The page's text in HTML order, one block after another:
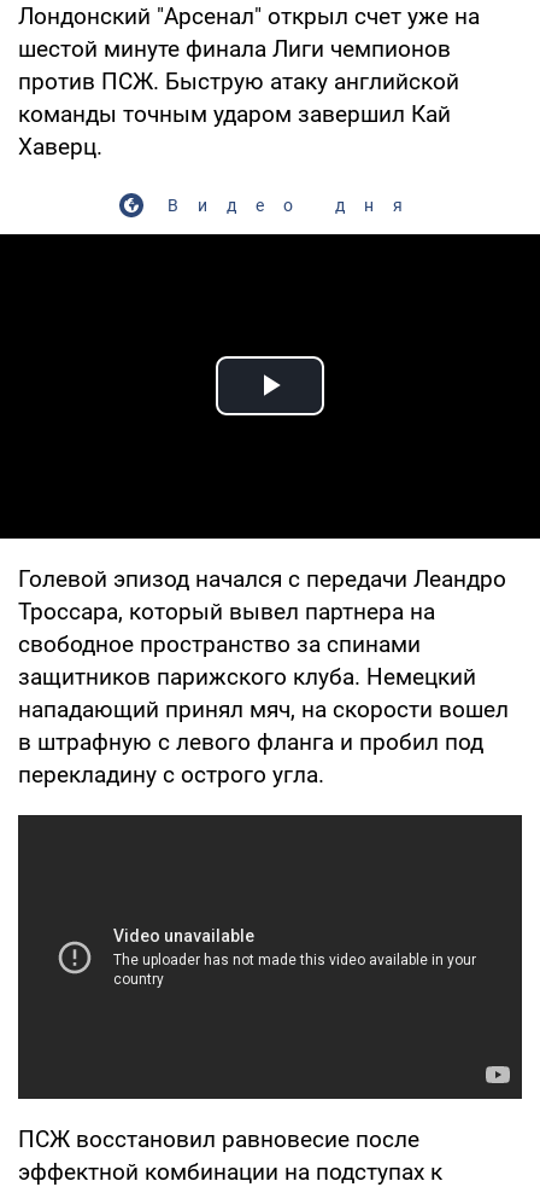
Лондонский "Арсенал" открыл счет уже на
шестой минуте финала Лиги чемпионов
против ПСЖ. Быструю атаку английской
команды точным ударом завершил Кай
Хаверц.
Видео дня
Play Video
Голевой эпизод начался с передачи Леандро
Троссара, который вывел партнера на
свободное пространство за спинами
защитников парижского клуба. Немецкий
нападающий принял мяч, на скорости вошел
в штрафную с левого фланга и пробил под
перекладину с острого угла.
ПСЖ восстановил равновесие после
эффектной комбинации на подступах к